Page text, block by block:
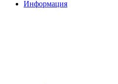
Информация